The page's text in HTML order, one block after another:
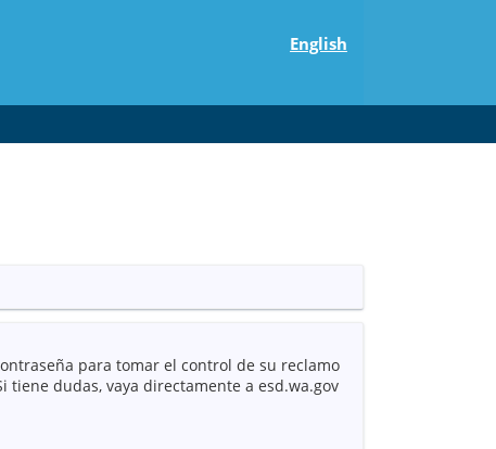
English
para tomar el control de su reclamo
dudas, vaya directamente a esd.wa.gov